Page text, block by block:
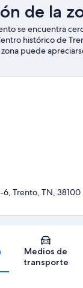
de la
se encuentra
histórico de
puede
asistir a un
Sección
6, Trento, TN, 38100
Medios de
transporte